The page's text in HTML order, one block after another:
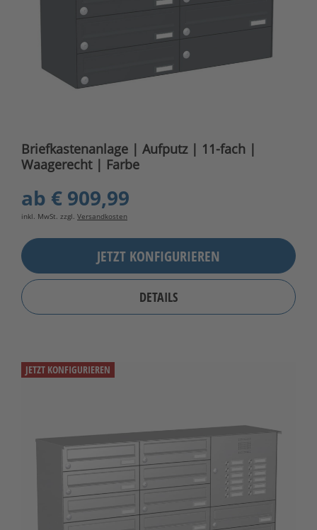
Briefkastenanlage | Aufputz | 11-fach |
Waagerecht | Farbe
ab € 909,99
inkl. MwSt. zzgl. Versandkosten
JETZT KONFIGURIEREN
DETAILS
JETZT KONFIGURIEREN